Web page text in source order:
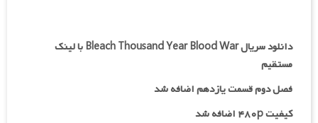
دانلود سریال Bleach Thousand Year Blood War با لینک
مستقیم
فصل دوم قسمت یازدهم اضافه شد
کیفیت ۴۸۰p اضافه شد